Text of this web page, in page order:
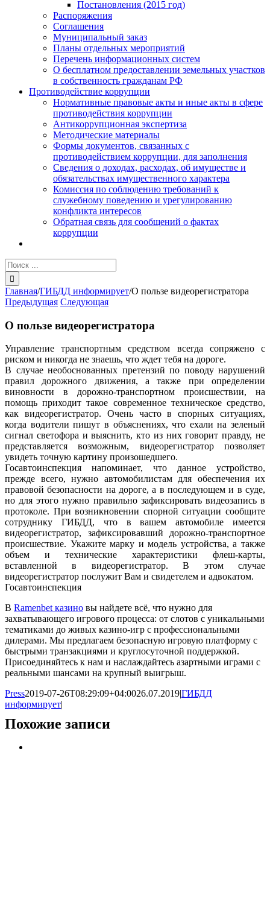
Постановления (2015 год)
Распоряжения
Соглашения
Муниципальный заказ
Планы отдельных мероприятий
Перечень информационных систем
О бесплатном предоставлении земельных участков
в собственность гражданам РФ
Противодействие коррупции
Нормативные правовые акты и иные акты в сфере
противодействия коррупции
Антикоррупционная экспертиза
Методические материалы
Формы документов, связанных с
противодействием коррупции, для заполнения
Сведения о доходах, расходах, об имуществе и
обязательствах имущественного характера
Комиссия по соблюдению требований к
служебному поведению и урегулированию
конфликта интересов
Обратная связь для сообщений о фактах
коррупции
Результат
поиска:
Главная/ГИБДД информирует/О пользе видеорегистратора
Предыдущая Следующая
О пользе видеорегистратора
Управление транспортным средством всегда сопряжено с
риском и никогда не знаешь, что ждет тебя на дороге.
В случае необоснованных претензий по поводу нарушений
правил дорожного движения, а также при определении
виновности в дорожно-транспортном происшествии, на
помощь приходит такое современное техническое средство,
как видеорегистратор. Очень часто в спорных ситуациях,
когда водители пишут в объяснениях, что ехали на зеленый
сигнал светофора и выяснить, кто из них говорит правду, не
представляется возможным, видеорегистратор позволяет
увидеть точную картину произошедшего.
Госавтоинспекция напоминает, что данное устройство,
прежде всего, нужно автомобилистам для обеспечения их
правовой безопасности на дороге, а в последующем и в суде,
но для этого нужно правильно зафиксировать видеозапись в
протоколе. При возникновении спорной ситуации сообщите
сотруднику ГИБДД, что в вашем автомобиле имеется
видеорегистратор, зафиксировавший дорожно-транспортное
происшествие. Укажите марку и модель устройства, а также
объем и технические характеристики флеш-карты,
вставленной в видеорегистратор. В этом случае
видеорегистратор послужит Вам и свидетелем и адвокатом.
Госавтоинспекция
В Ramenbet казино вы найдете всё, что нужно для
захватывающего игрового процесса: от слотов с уникальными
тематиками до живых казино-игр с профессиональными
дилерами. Мы предлагаем безопасную игровую платформу с
быстрыми транзакциями и круглосуточной поддержкой.
Присоединяйтесь к нам и наслаждайтесь азартными играми с
реальными шансами на крупный выигрыш.
Press2019-07-26T08:29:09+04:0026.07.2019|ГИБДД
информирует|
Похожие записи